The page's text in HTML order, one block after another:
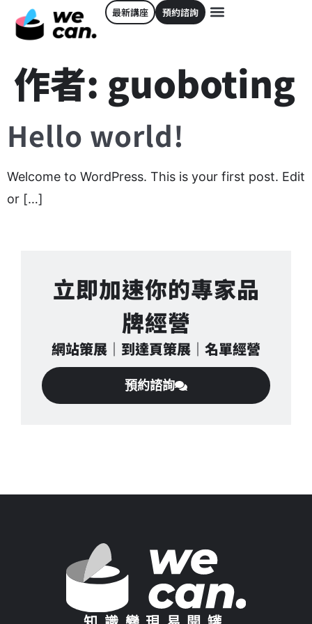
最新講座 預約諮詢
作者: guoboting
Hello world!
Welcome to WordPress. This is your first post. Edit
or […]
立即加速你的專家品
牌經營
網站策展｜到達頁策展｜名單經營
預約諮詢